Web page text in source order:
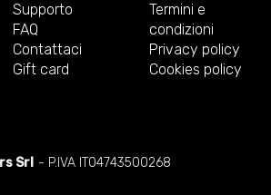
Supporto
FAQ
Contattaci
Gift card
Termini e
condizioni
Privacy policy
Cookies policy
Srl - P.IVA IT04743500268